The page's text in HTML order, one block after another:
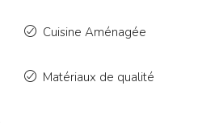
Cuisine Aménagée
Matériaux de qualité